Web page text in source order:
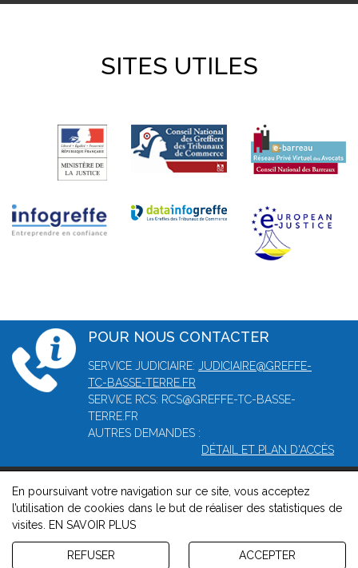
SITES UTILES
POUR NOUS CONTACTER
SERVICE JUDICIAIRE: JUDICIAIRE@GREFFE-
TC-BASSE-TERRE.FR
SERVICE RCS: RCS@GREFFE-TC-BASSE-
TERRE.FR
AUTRES DEMANDES :
DÉTAIL ET PLAN D'ACCÈS
© 2026, Greffe du tribunal mixte de commerce de Basse-Terre -
Mentions légales-Contact -Gestion des cookies-Politique de
confidentialité et de cookies
Version : 1.8.1
En poursuivant votre navigation sur ce site, vous acceptez
l’utilisation de cookies dans le but de réaliser des statistiques de
visites.
EN SAVOIR PLUS
REFUSER ACCEPTER